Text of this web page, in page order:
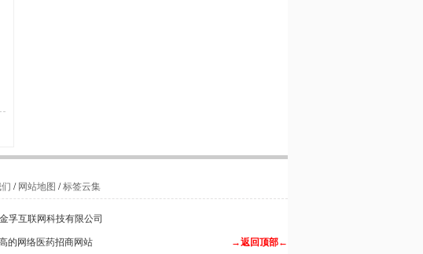
/ 网站地图 /标签云集
孚互联网科技有限公司
的网络医药招商网站 →返回顶部←